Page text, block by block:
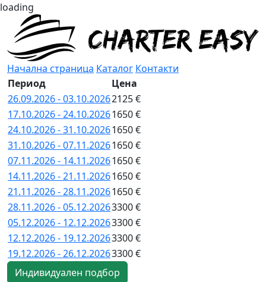
loading
Начална страница Каталог Контакти
Период
Цена
26.09.2026 - 03.10.20262125 €
17.10.2026 - 24.10.20261650 €
24.10.2026 - 31.10.20261650 €
31.10.2026 - 07.11.20261650 €
07.11.2026 - 14.11.20261650 €
14.11.2026 - 21.11.20261650 €
21.11.2026 - 28.11.20261650 €
28.11.2026 - 05.12.20263300 €
05.12.2026 - 12.12.20263300 €
12.12.2026 - 19.12.20263300 €
19.12.2026 - 26.12.20263300 €
Индивидуален подбор